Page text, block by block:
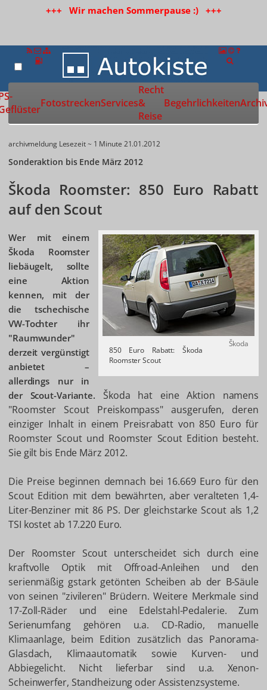
+++ Wir machen Sommerpause :) +++
Zur Startseite
FotostreckenServices
Recht
&
Reise
Begehrlichkeiten
archivmeldung Lesezeit ~ 1 Minute 21.01.2012
Sonderaktion bis Ende März 2012
Škoda Roomster: 850 Euro Rabatt
auf den Scout
Škoda
850 Euro Rabatt: Škoda
Roomster Scout
Wer mit einem
Škoda Roomster
liebäugelt, sollte
eine Aktion
kennen, mit der
die tschechische
VW-Tochter ihr
"Raumwunder"
derzeit vergünstigt
anbietet –
allerdings nur in
der Scout-Variante. Škoda hat eine Aktion namens
"Roomster Scout Preiskompass" ausgerufen, deren
einziger Inhalt in einem Preisrabatt von 850 Euro für
Roomster Scout und Roomster Scout Edition besteht.
Sie gilt bis Ende März 2012.
Die Preise beginnen demnach bei 16.669 Euro für den
Scout Edition mit dem bewährten, aber veralteten 1,4-
Liter-Benziner mit 86 PS. Der gleichstarke Scout als 1,2
TSI kostet ab 17.220 Euro.
Der Roomster Scout unterscheidet sich durch eine
kraftvolle Optik mit Offroad-Anleihen und den
serienmäßig gstark getönten Scheiben ab der B-Säule
von seinen "zivileren" Brüdern. Weitere Merkmale sind
17-Zoll-Räder und eine Edelstahl-Pedalerie. Zum
Serienumfang gehören u.a. CD-Radio, manuelle
Klimaanlage, beim Edition zusätzlich das Panorama-
Glasdach, Klimaautomatik sowie Kurven- und
Abbiegelicht. Nicht lieferbar sind u.a. Xenon-
Scheinwerfer, Standheizung oder Assistenzsysteme.